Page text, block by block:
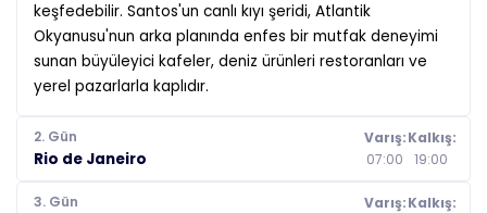
keşfedebilir. Santos'un canlı kıyı şeridi, Atlantik
Okyanusu'nun arka planında enfes bir mutfak deneyimi
sunan büyüleyici kafeler, deniz ürünleri restoranları ve
yerel pazarlarla kaplıdır.
2. Gün
Rio de Janeiro
Varış:
07:00
Kalkış:
19:00
3. Gün
Varış:Kalkış: